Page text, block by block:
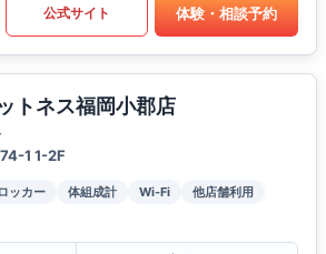
公式サイト 体験・相談予約
トネス福岡小郡店
1 1-2F
ロッカー 体組成計 Wi-Fi
他店舗利用